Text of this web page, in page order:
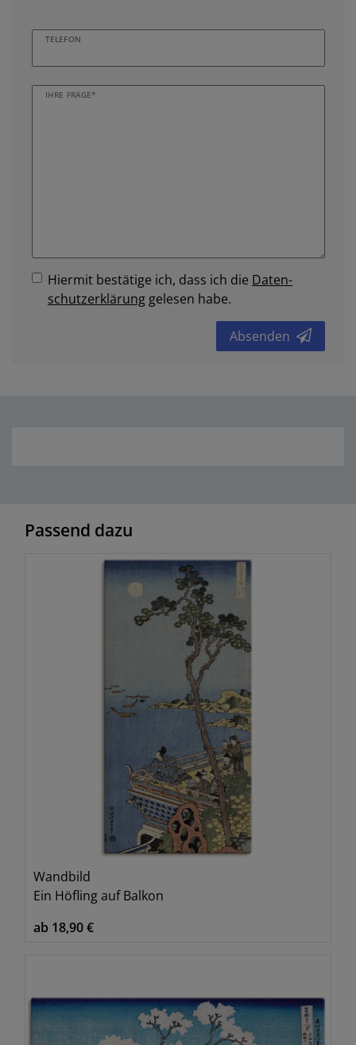
TELEFON
IHRE FRAGE*
Hiermit bestätige ich, dass ich die Daten­
schutz­erklärung gelesen habe.
Absenden
Passend dazu
Wandbild
Ein Höfling auf Balkon
ab 18,90 €